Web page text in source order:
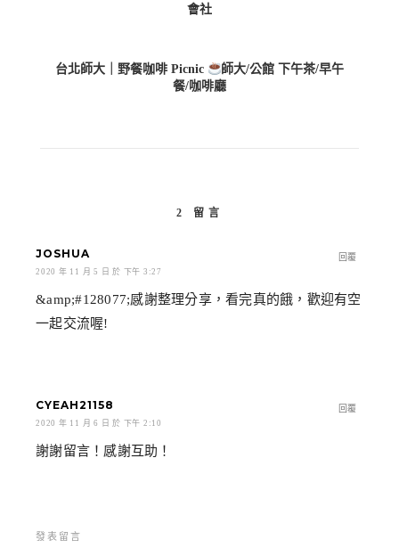
會社
台北師大｜野餐咖啡 Picnic
師大/公館 下午茶/早午
餐/咖啡廳
2 留言
回覆
JOSHUA
2020 年 11 月 5 日 於 下午 3:27
&amp;#128077;感謝整理分享，看完真的餓，歡迎有空
一起交流喔!
回覆
CYEAH21158
2020 年 11 月 6 日 於 下午 2:10
謝謝留言！感謝互助！
發表留言